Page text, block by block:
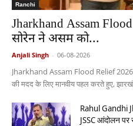
Ranchi
Jharkhand Assam
सोरेन ने असम को...
Anjali Singh - 06-08-2026
Jharkhand Assam Flood Relief
की मदद के लिए मानवीय पहल करते हुए,
Rahul Gandhi
JSSC आंदोलन पर